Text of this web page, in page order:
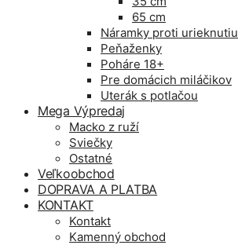
65 cm
Náramky proti urieknutiu
Peňaženky
Poháre 18+
Pre domácich miláčikov
Uterák s potlačou
Mega Výpredaj
Macko z ruží
Sviečky
Ostatné
Veľkoobchod
DOPRAVA A PLATBA
KONTAKT
Kontakt
Kamenný obchod